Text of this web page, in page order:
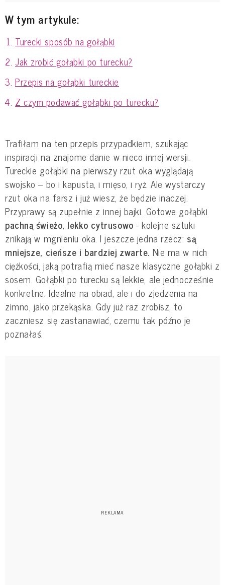
W tym artykule:
Turecki sposób na gołąbki
Jak zrobić gołąbki po turecku?
Przepis na gołąbki tureckie
Z czym podawać gołąbki po turecku?
Trafiłam na ten przepis przypadkiem, szukając
inspiracji na znajome danie w nieco innej wersji.
Tureckie gołąbki na pierwszy rzut oka wyglądają
swojsko – bo i kapusta, i mięso, i ryż. Ale wystarczy
rzut oka na farsz i już wiesz, że będzie inaczej.
Przyprawy są zupełnie z innej bajki. Gotowe gołąbki
pachną świeżo, lekko cytrusowo- kolejne sztuki
znikają w mgnieniu oka. I jeszcze jedna rzecz: są
mniejsze, cieńsze i bardziej zwarte. Nie ma w nich
ciężkości, jaką potrafią mieć nasze klasyczne gołąbki z
sosem. Gołąbki po turecku są lekkie, ale jednocześnie
konkretne. Idealne na obiad, ale i do zjedzenia na
zimno, jako przekąska. Gdy już raz zrobisz, to
zaczniesz się zastanawiać, czemu tak późno je
poznałaś.